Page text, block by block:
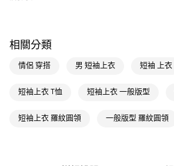
每筆NT$80，滿NT$1,500(含以上)免運費
付款後全家取貨
每筆NT$80，滿NT$1,500(含以上)免運費
相關分類
情侶 穿搭 男 短袖上衣 短袖 上衣
短袖上衣 T恤 短袖上衣 一般版型
短袖上衣 羅紋圓領 一般版型 羅紋圓領